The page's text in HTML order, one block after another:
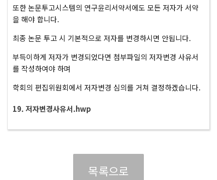
또한 논문투고시스템의 연구윤리서약서에도 모든 저자가 서약
을 해야 합니다.
최종 논문 투고 시 기본적으로 저자를 변경하시면 안됩니다.
부득이하게 저자가 변경되었다면 첨부파일의 저자변경 사유서
를 작성하여야 하며
학회의 편집위원회에서 저자변경 심의를 거쳐 결정하겠습니다.
19. 저자변경사유서.hwp
목록으로